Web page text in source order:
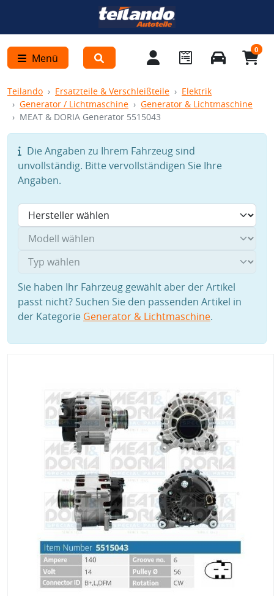
Menü
0
Teilando Ersatzteile & Verschleißteile
Elektrik
Generator / Lichtmaschine
Generator & Lichtmaschine
MEAT & DORIA Generator 5515043
Die Angaben zu Ihrem Fahrzeug sind
unvollständig. Bitte vervollständigen Sie Ihre
Angaben.
Sie haben Ihr Fahrzeug gewählt aber der Artikel
passt nicht? Suchen Sie den passenden Artikel in
der Kategorie Generator & Lichtmaschine.